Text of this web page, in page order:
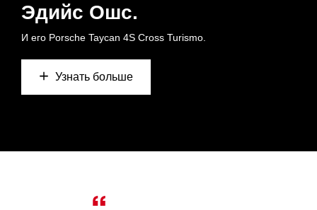
Эдийс Ошс.
И его Porsche Taycan 4S Cross Turismo.
Узнать больше